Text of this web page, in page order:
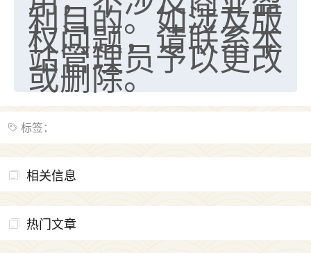
利目的。如涉及版
权问题，请联系本
站管理员予以更改
或删除。
标签：
相关信息
热门文章